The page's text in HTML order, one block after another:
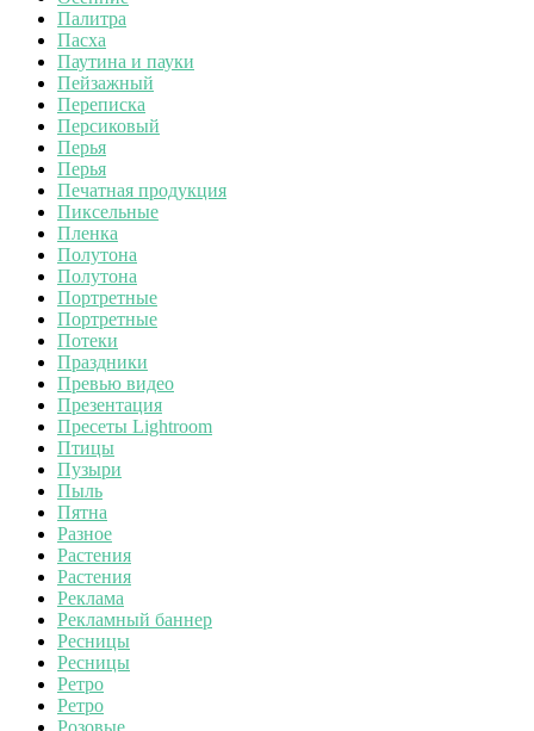
Палитра
Пасха
Паутина и пауки
Пейзажный
Переписка
Персиковый
Перья
Перья
Печатная продукция
Пиксельные
Пленка
Полутона
Полутона
Портретные
Портретные
Потеки
Праздники
Превью видео
Презентация
Пресеты Lightroom
Птицы
Пузыри
Пыль
Пятна
Разное
Растения
Растения
Реклама
Рекламный баннер
Ресницы
Ресницы
Ретро
Ретро
Розовые